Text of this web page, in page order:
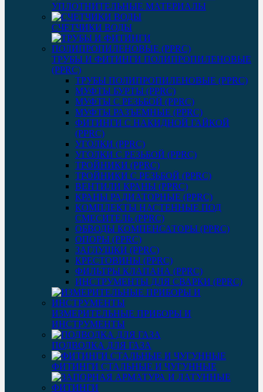
УПЛОТНИТЕЛЬНЫЕ МАТЕРИАЛЫ
СЧЕТЧИКИ ВОДЫ
ТРУБЫ И ФИТИНГИ ПОЛИПРОПИЛЕНОВЫЕ
(PPRC)
ТРУБЫ ПОЛИПРОПИЛЕНОВЫЕ (PPRC)
МУФТЫ БУРТЫ (PPRC)
МУФТЫ C РЕЗЬБОЙ (PPRC)
МУФТЫ РАЗЪЕМНЫЕ (PPRC)
ФИТИНГИ С НАКИДНОЙ ГАЙКОЙ
(PPRC)
УГОЛКИ (PPRC)
УГОЛКИ С РЕЗЬБОЙ (PPRC)
ТРОЙНИКИ (PPRC)
ТРОЙНИКИ С РЕЗЬБОЙ (PPRC)
ВЕНТИЛИ КРАНЫ (PPRC)
КРАНЫ РАДИАТОРНЫЕ (PPRC)
КОМПЛЕКТЫ НАСТЕННЫЕ ПОД
СМЕСИТЕЛЬ (PPRC)
ОБВОДЫ КОМПЕНСАТОРЫ (PPRC)
ОПОРЫ (PPRC)
ЗАГЛУШКИ (PPRC)
КРЕСТОВИНЫ (PPRC)
ФИЛЬТРЫ КЛАПАНА (PPRC)
ИНСТРУМЕНТЫ ДЛЯ СВАРКИ (PPRC)
ИЗМЕРИТЕЛЬНЫЕ ПРИБОРЫ И
ИНСТРУМЕНТЫ
ПОДВОДКА ДЛЯ ГАЗА
ФИТИНГИ СТАЛЬНЫЕ И ЧУГУННЫЕ